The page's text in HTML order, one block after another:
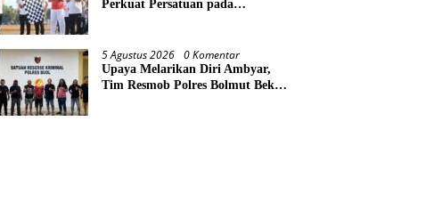
Perkuat Persatuan pada
5 Agustus 2026 0 Komentar
Upaya Melarikan Diri Ambyar,
Tim Resmob Polres Bolmut Bekuk